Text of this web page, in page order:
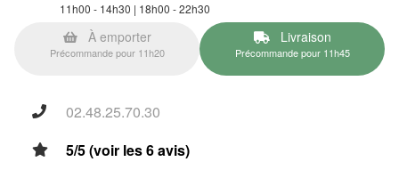
11h00 - 14h30 | 18h00 - 22h30
À emporter
Précommande pour 11h20
Livraison
Précommande pour 11h45
02.48.25.70.30
5/5 (voir les 6 avis)